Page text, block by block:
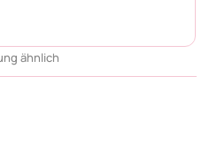
ähnlich